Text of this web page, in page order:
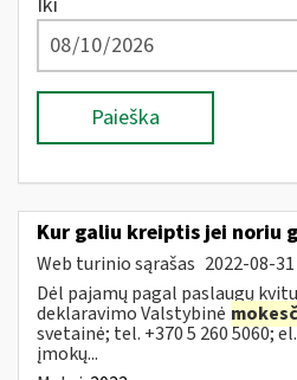
Paieška
Kur galiu kreiptis jei noriu
Web turinio sąrašas 2022-08-31
Dėl pajamų pagal paslaugų
deklaravimo Valstybinė
svetainė; tel. +370 5 260 5060;
įmokų...